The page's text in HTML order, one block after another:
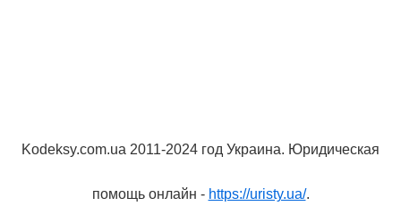
Kodeksy.com.ua 2011-2024 год Украина. Юридическая
помощь онлайн - https://uristy.ua/.